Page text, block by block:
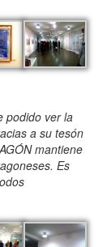
podido ver la
a su tesón
mantiene
Es